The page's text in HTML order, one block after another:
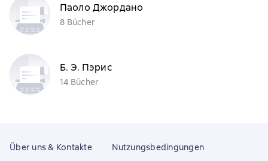
Паоло Джордано
8 Bücher
Б. Э. Пэрис
14 Bücher
Über uns & Kontakte Nutzungsbedingungen